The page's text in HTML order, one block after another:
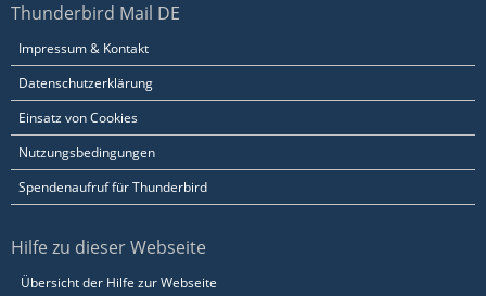
Thunderbird Mail DE
Impressum & Kontakt
Datenschutzerklärung
Einsatz von Cookies
Nutzungsbedingungen
Spendenaufruf für Thunderbird
Hilfe zu dieser Webseite
Übersicht der Hilfe zur Webseite